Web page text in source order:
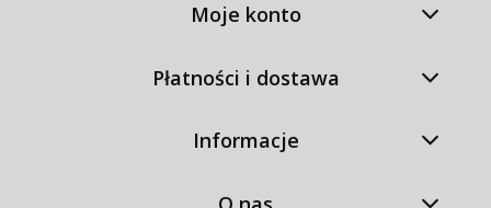
Moje konto
Płatności i dostawa
Informacje